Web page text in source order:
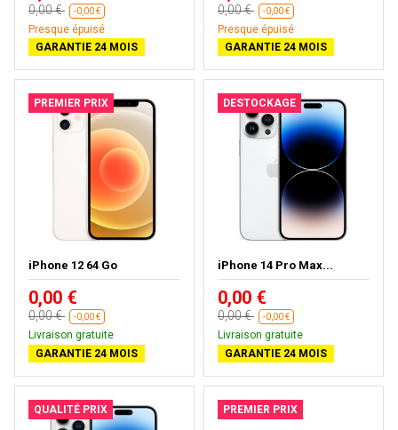
0,00 € -0,00 €
Presque épuisé
GARANTIE 24 MOIS
0,00 € -0,00 €
Presque épuisé
GARANTIE 24 MOIS
PREMIER PRIX
iPhone 12 64 Go
0,00 €
0,00 € -0,00 €
Livraison gratuite
GARANTIE 24 MOIS
DESTOCKAGE
iPhone 14 Pro Max...
0,00 €
0,00 € -0,00 €
Livraison gratuite
GARANTIE 24 MOIS
QUALITÉ PRIX PREMIER PRIX